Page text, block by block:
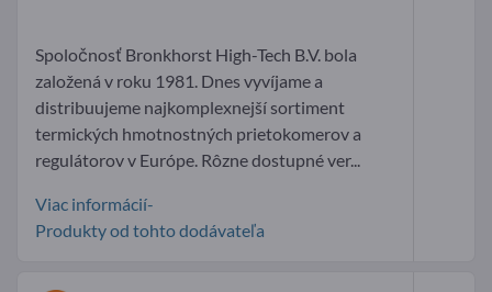
Spoločnosť Bronkhorst High-Tech B.V. bola
založená v roku 1981. Dnes vyvíjame a
distribuujeme najkomplexnejší sortiment
termických hmotnostných prietokomerov a
regulátorov v Európe. Rôzne dostupné ver...
Viac informácií-
Produkty od tohto dodávateľa